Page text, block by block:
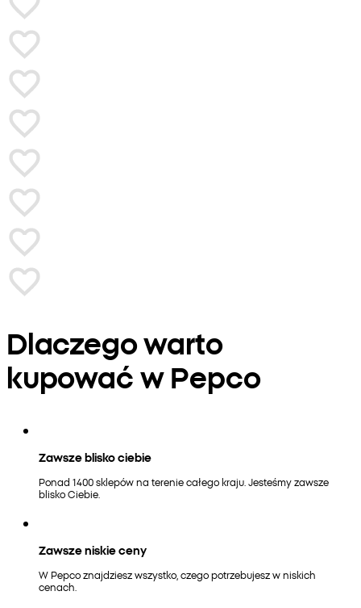
Dlaczego warto
kupować w Pepco
Zawsze blisko ciebie
Ponad 1400 sklepów na terenie całego kraju. Jesteśmy zawsze
blisko Ciebie.
Zawsze niskie ceny
W Pepco znajdziesz wszystko, czego potrzebujesz w niskich
cenach.